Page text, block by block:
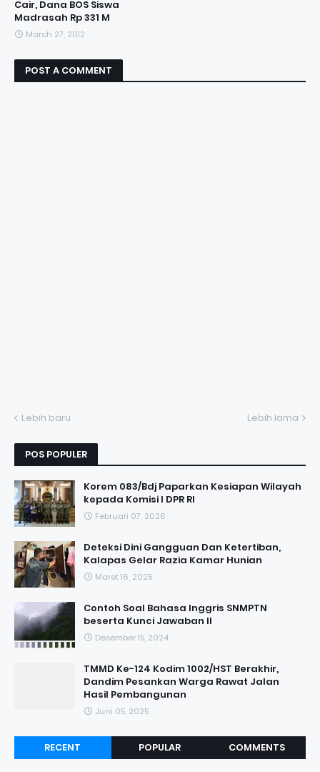
Cair, Dana BOS Siswa
Madrasah Rp 331 M
March 27, 2012
POST A COMMENT
Lebih baru Lebih lama
POS POPULER
Korem 083/Bdj Paparkan Kesiapan Wilayah
kepada Komisi I DPR RI
Februari 07, 2026
Deteksi Dini Gangguan Dan Ketertiban,
Kalapas Gelar Razia Kamar Hunian
Maret 16, 2025
Contoh Soal Bahasa Inggris SNMPTN
beserta Kunci Jawaban II
Desember 15, 2024
TMMD Ke-124 Kodim 1002/HST Berakhir,
Dandim Pesankan Warga Rawat Jalan
Hasil Pembangunan
Juni 05, 2025
RECENT POPULAR COMMENTS